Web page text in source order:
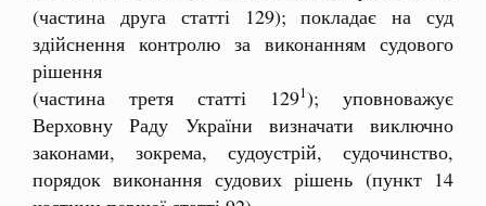
(частина друга статті 129); покладає на суд
здійснення контролю за виконанням судового
рішення
(частина третя статті 1291); уповноважує
Верховну Раду України визначати виключно
законами, зокрема, судоустрій, судочинство,
порядок виконання судових рішень (пункт 14